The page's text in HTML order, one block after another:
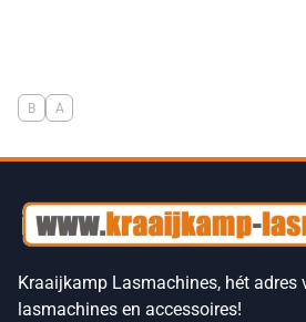
B A
Kraaijkamp Lasmachines, hét adres
lasmachines en accessoires!